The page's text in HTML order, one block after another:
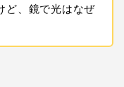
ど、鏡で光はなぜ